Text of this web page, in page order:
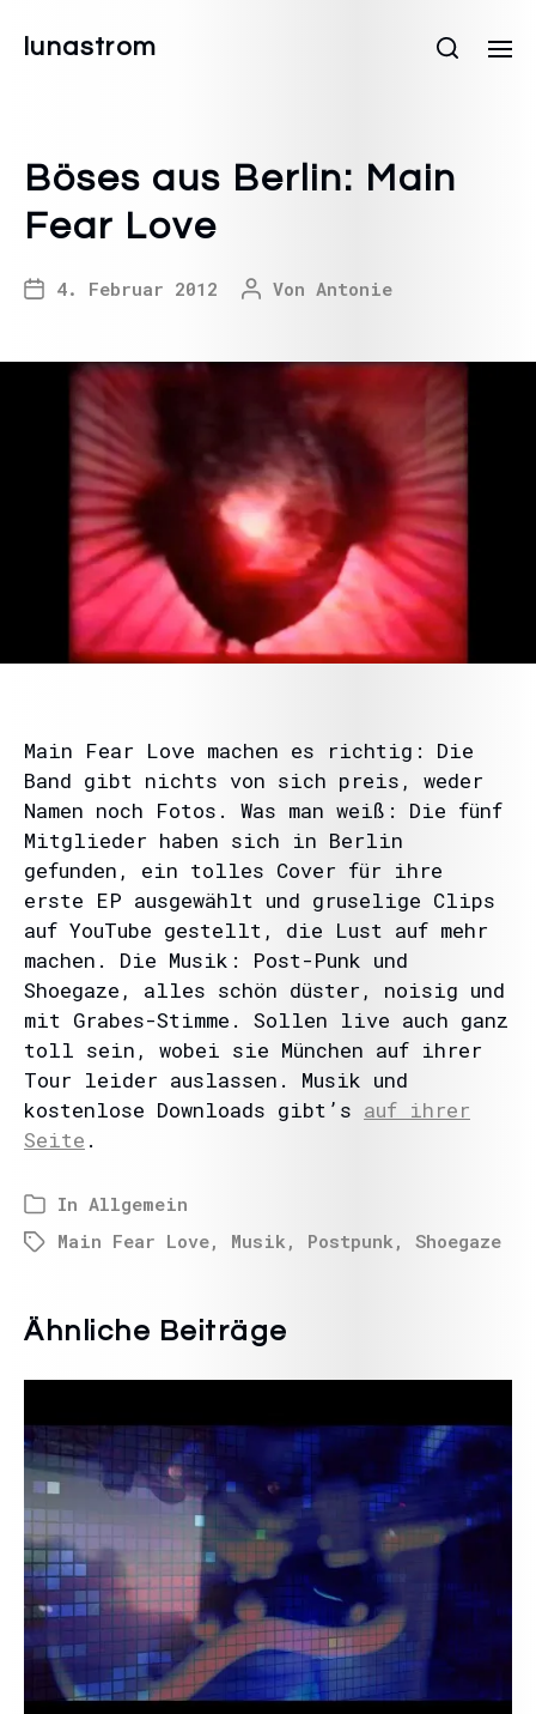
lunastrom
Böses aus Berlin: Main
Fear Love
4. Februar 2012 Von Antonie
Main Fear Love machen es richtig: Die
Band gibt nichts von sich preis, weder
Namen noch Fotos. Was man weiß: Die fünf
Mitglieder haben sich in Berlin
gefunden, ein tolles Cover für ihre
erste EP ausgewählt und gruselige Clips
auf YouTube gestellt, die Lust auf mehr
machen. Die Musik: Post-Punk und
Shoegaze, alles schön düster, noisig und
mit Grabes-Stimme. Sollen live auch ganz
toll sein, wobei sie München auf ihrer
Tour leider auslassen. Musik und
kostenlose Downloads gibt’s auf ihrer
Seite .
In Allgemein
Main Fear Love, Musik , Postpunk , Shoegaze
Ähnliche Beiträge